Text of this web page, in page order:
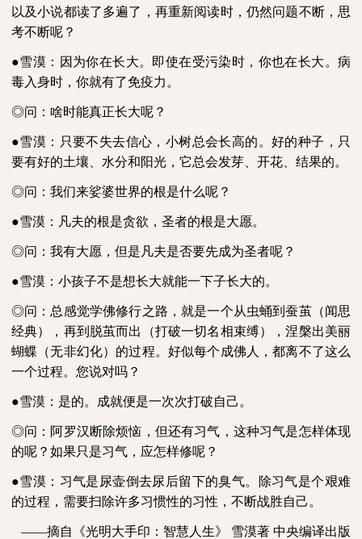
以及小说都读了多遍了，再重新阅读时，仍然问题不断，思
考不断呢？
●雪漠：因为你在长大。即使在受污染时，你也在长大。病
毒入身时，你就有了免疫力。
◎问：啥时能真正长大呢？
●雪漠：只要不失去信心，小树总会长高的。好的种子，只
要有好的土壤、水分和阳光，它总会发芽、开花、结果的。
◎问：我们来娑婆世界的根是什么呢？
●雪漠：凡夫的根是贪欲，圣者的根是大愿。
◎问：我有大愿，但是凡夫是否要先成为圣者呢？
●雪漠：小孩子不是想长大就能一下子长大的。
◎问：总感觉学佛修行之路，就是一个从虫蛹到蚕茧（闻思
经典），再到脱茧而出（打破一切名相束缚），涅槃出美丽
蝴蝶（无非幻化）的过程。好似每个成佛人，都离不了这么
一个过程。您说对吗？
●雪漠：是的。成就便是一次次打破自己。
◎问：阿罗汉断除烦恼，但还有习气，这种习气是怎样体现
的呢？如果只是习气，应怎样修呢？
●雪漠：习气是尿壶倒去尿后留下的臭气。除习气是个艰难
的过程，需要扫除许多习惯性的习性，不断战胜自己。
——摘自《光明大手印：智慧人生》 雪漠著 中央编译出版